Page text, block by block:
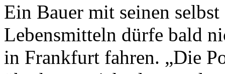
Ein Bauer mit seinen
Lebensmitteln dürfe bald
in Frankfurt fahren. „Die